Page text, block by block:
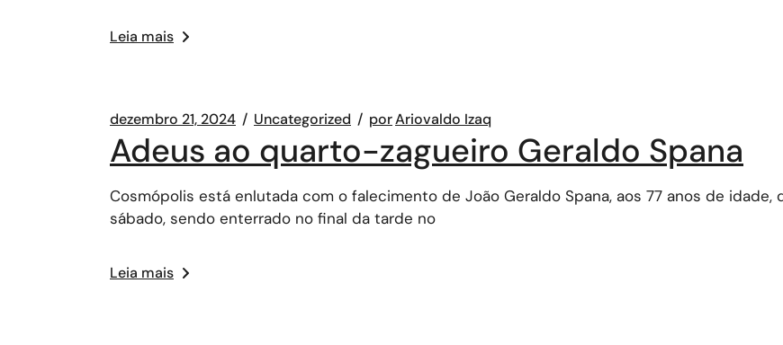
Leia mais
dezembro 21, 2024 Uncategorized porAriovaldo Izaq
Adeus ao quarto-zagueiro Geraldo Spana
Cosmópolis está enlutada com o falecimento de João Geraldo Spana, aos 77 anos de
sábado, sendo enterrado no final da tarde no
Leia mais